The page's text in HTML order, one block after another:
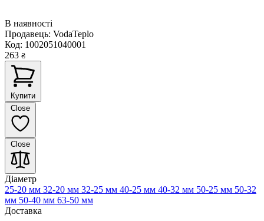
В наявності
Продавець: VodaTeplo
Код: 1002051040001
263 ₴
Купити
Close
Close
Діаметр
25-20 мм 32-20 мм 32-25 мм 40-25 мм 40-32 мм 50-25 мм 50-32
мм 50-40 мм 63-50 мм
Доставка